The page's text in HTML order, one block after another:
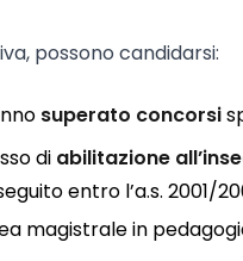
possono candidarsi:
superato concorsi
di abilitazione
entro l’a.s. 2001/
magistrale in